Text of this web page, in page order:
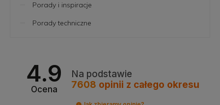
Porady i inspiracje
Porady techniczne
4.9
Ocena
Na podstawie
7608 opinii z całego okresu